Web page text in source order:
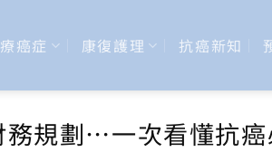
癌症 康復護理 抗癌新知
務規劃⋯一次看懂抗